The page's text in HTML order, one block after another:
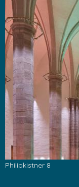
Philipkistner 8